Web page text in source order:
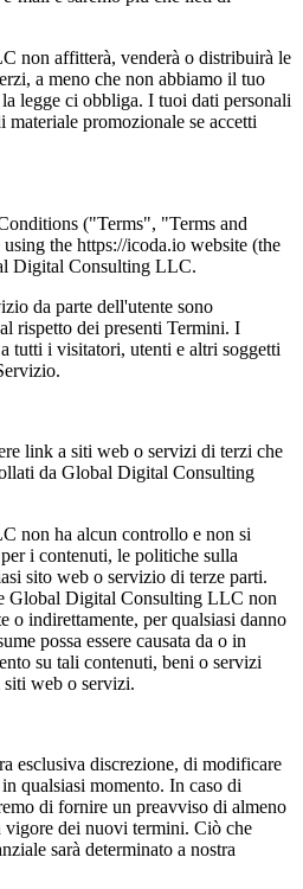
non affitterà, venderà o distribuirà le
a meno che non abbiamo il tuo
legge ci obbliga. I tuoi dati personali
promozionale se accetti
("Terms", "Terms and
the https://icoda.io website (the
Digital Consulting LLC.
da parte dell'utente sono
rispetto dei presenti Termini. I
tutti i visitatori, utenti e altri soggetti
link a siti web o servizi di terzi che
da Global Digital Consulting
non ha alcun controllo e non si
i contenuti, le politiche sulla
sito web o servizio di terze parti.
Global Digital Consulting LLC non
o indirettamente, per qualsiasi danno
possa essere causata da o in
su tali contenuti, beni o servizi
web o servizi.
esclusiva discrezione, di modificare
qualsiasi momento. In caso di
di fornire un preavviso di almeno
dei nuovi termini. Ciò che
sarà determinato a nostra